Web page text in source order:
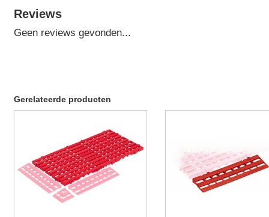
Reviews
Geen reviews gevonden...
Gerelateerde producten